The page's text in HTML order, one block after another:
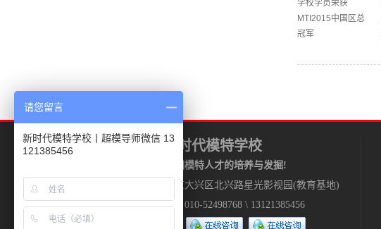
北京新时代模特学校
致力于中国模特人才的培养与发掘!
地址：北京大兴区北兴路星光影视园(教育基地)
招生电话：010-52498768 \ 13121385456
请您留言
新时代模特学校丨超模导师微信 13
121385456